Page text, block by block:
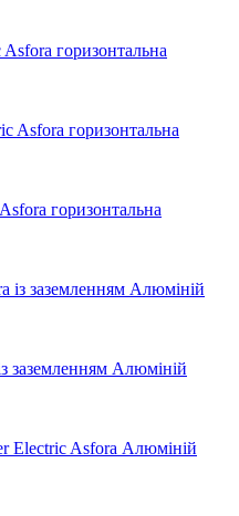
горизонтальна
горизонтальна
заземленням Алюміній